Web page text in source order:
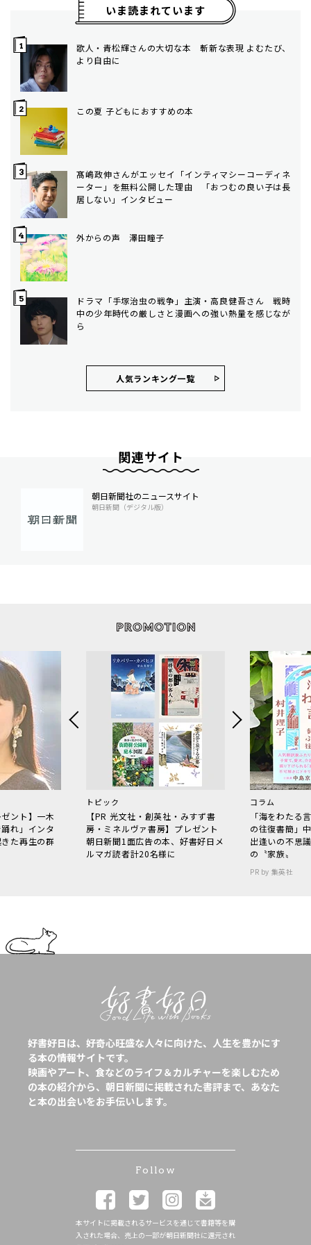
いま読まれています
歌人・青松輝さんの大切な本 斬新な表現 よむたび、
より自由に
この夏 子どもにおすすめの本
髙嶋政伸さんがエッセイ「インティマシーコーディネ
ーター」を無料公開した理由 「おつむの良い子は長
居しない」インタビュー
外からの声 澤田瞳子
ドラマ「手塚治虫の戦争」主演・高良健吾さん 戦時
中の少年時代の厳しさと漫画への強い熱量を感じなが
ら
人気ランキング⼀覧
関連サイト
朝日新聞社のニュースサイト
朝日新聞（デジタル版）
ント】一木
れ」インタ
た再生の群
トピック
【PR 光文社・創英社・みすず書
房・ミネルヴァ書房】プレゼント
朝日新聞1面広告の本、好書好日メ
ルマガ読者計20名様に
コラム
「海をわた
の往復書簡」
出逢いの不思
の〝家族〟
PR by 集英社
好書好日は、好奇心旺盛な人々に向けた、人生を豊かにす
る本の情報サイトです。
映画やアート、食などのライフ＆カルチャーを楽しむため
の本の紹介から、朝日新聞に掲載された書評まで、あなた
と本の出会いをお手伝いします。
Follow
本サイトに掲載されるサービスを通じて書籍等を購
入された場合、売上の一部が朝日新聞社に還元され